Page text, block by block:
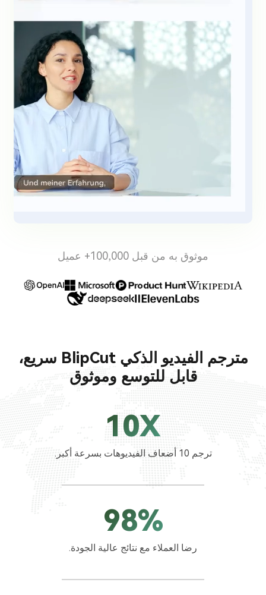
موثوق به من قبل 100,000+ عميل
مترجم الفيديو الذكي BlipCut سريع،
قابل للتوسع وموثوق
10X
ترجم 10 أضعاف الفيديوهات بسرعة أكبر.
98%
رضا العملاء مع نتائج عالية الجودة.